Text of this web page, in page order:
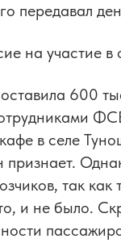
передавал
на участие
600
в селе
так как
и не было.